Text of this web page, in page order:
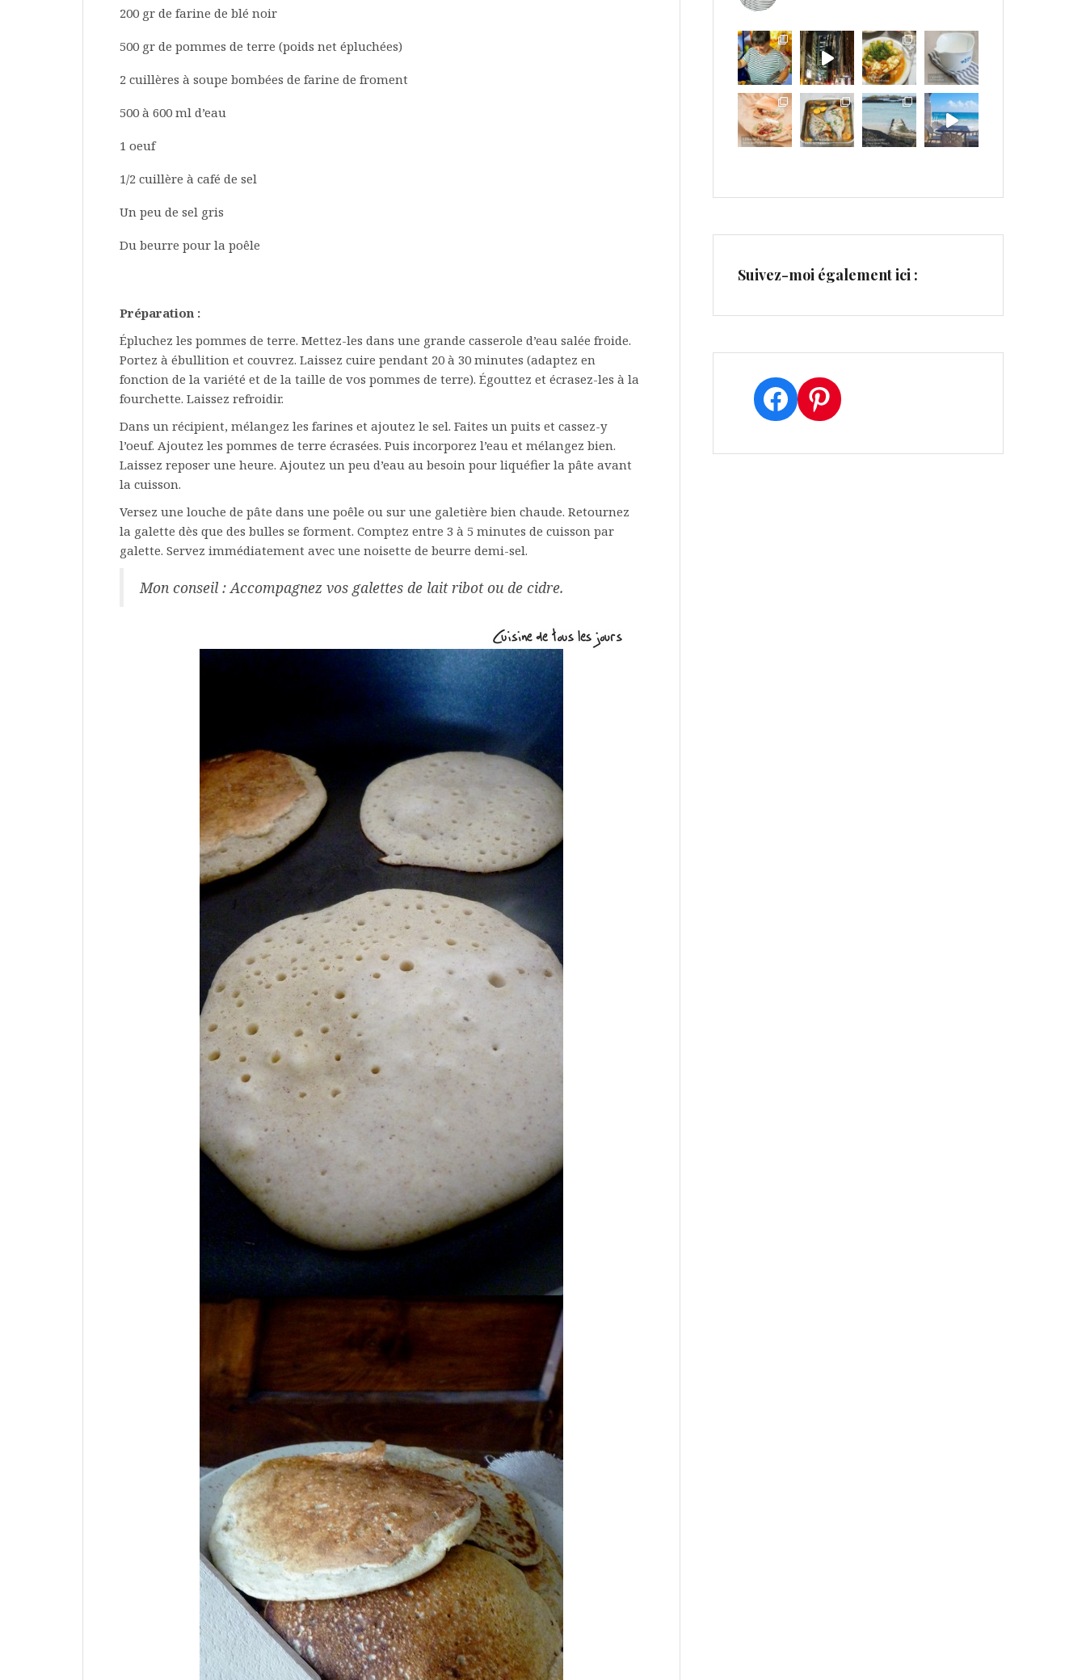
200 gr de farine de blé noir
500 gr de pommes de terre (poids net épluchées)
2 cuillères à soupe bombées de farine de froment
500 à 600 ml d’eau
1 oeuf
1/2 cuillère à café de sel
Un peu de sel gris
Du beurre pour la poêle
Préparation :
Épluchez les pommes de terre. Mettez-les dans une grande casserole d’eau salée froide.
Portez à ébullition et couvrez. Laissez cuire pendant 20 à 30 minutes (adaptez en
fonction de la variété et de la taille de vos pommes de terre). Égouttez et écrasez-les à la
fourchette. Laissez refroidir.
Dans un récipient, mélangez les farines et ajoutez le sel. Faites un puits et cassez-y
l’oeuf. Ajoutez les pommes de terre écrasées. Puis incorporez l’eau et mélangez bien.
Laissez reposer une heure. Ajoutez un peu d’eau au besoin pour liquéfier la pâte avant
la cuisson.
Versez une louche de pâte dans une poêle ou sur une galetière bien chaude. Retournez
la galette dès que des bulles se forment. Comptez entre 3 à 5 minutes de cuisson par
galette. Servez immédiatement avec une noisette de beurre demi-sel.
Mon conseil : Accompagnez vos galettes de lait ribot ou de cidre.
Suivez-moi également ici :
Facebook
Pinterest